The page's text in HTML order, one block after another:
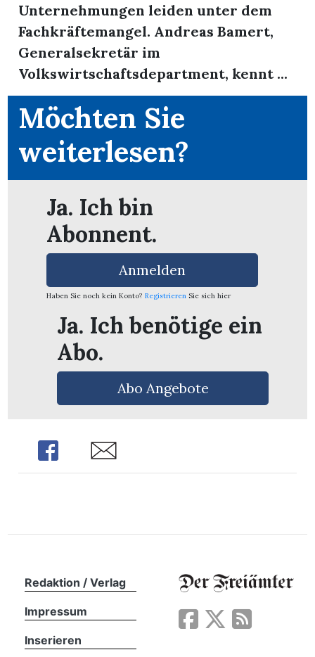
Unternehmungen leiden unter dem
Fachkräftemangel. Andreas Bamert,
Generalsekretär im
Volkswirtschaftsdepartment, kennt ...
Möchten Sie
weiterlesen?
Ja. Ich bin
Abonnent.
Anmelden
Haben Sie noch kein Konto? Registrieren Sie sich hier
Ja. Ich benötige ein
Abo.
Abo Angebote
Share Share
Redaktion / Verlag
Impressum
Inserieren